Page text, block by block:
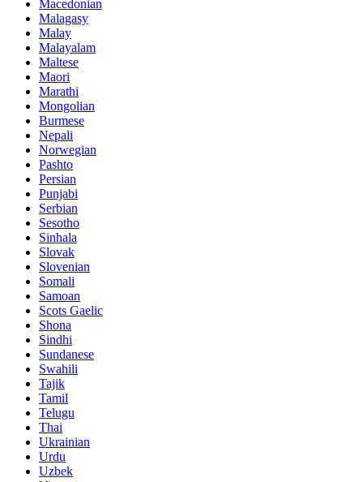
Macedonian
Malagasy
Malay
Malayalam
Maltese
Maori
Marathi
Mongolian
Burmese
Nepali
Norwegian
Pashto
Persian
Punjabi
Serbian
Sesotho
Sinhala
Slovak
Slovenian
Somali
Samoan
Scots Gaelic
Shona
Sindhi
Sundanese
Swahili
Tajik
Tamil
Telugu
Thai
Ukrainian
Urdu
Uzbek